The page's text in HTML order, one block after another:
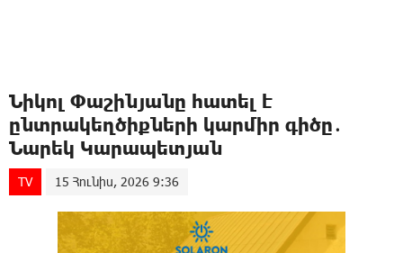
Նիկոլ Փաշինյանը հատել է
ընտրակեղծիքների կարմիր գիծը․
Նարեկ Կարապետյան
TV 15 Հունիս, 2026 9:36